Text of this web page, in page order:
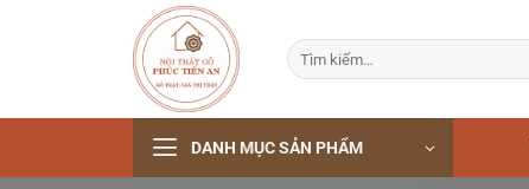
Tìm
kiếm:
DANH MỤC SẢN PHẨM